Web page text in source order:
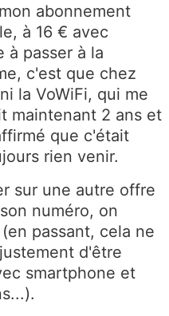
abonnement
à 16 € avec
à passer à la
c'est que chez
la VoWiFi, qui me
maintenant 2 ans et
que c'était
rien venir.
sur une autre offre
numéro, on
passant, cela ne
d'être
smartphone et